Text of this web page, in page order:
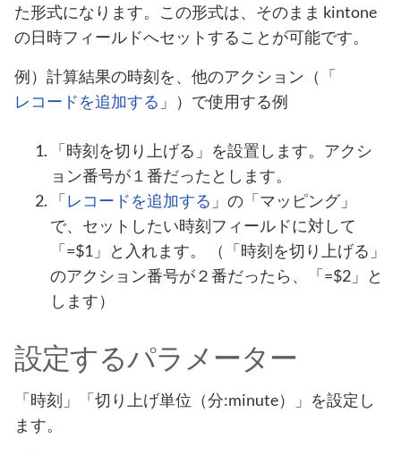
た形式になります。この形式は、そのまま kintone
の日時フィールドへセットすることが可能です。
例）計算結果の時刻を、他のアクション（「
レコードを追加する 」）で使用する例
「時刻を切り上げる」を設置します。アクシ
ョン番号が１番だったとします。
「レコードを追加する 」の「マッピング」
で、セットしたい時刻フィールドに対して
「=$1」と入れます。 （「時刻を切り上げる」
のアクション番号が２番だったら、「=$2」と
します）
設定するパラメーター
「時刻」「切り上げ単位（分:minute）」を設定し
ます。